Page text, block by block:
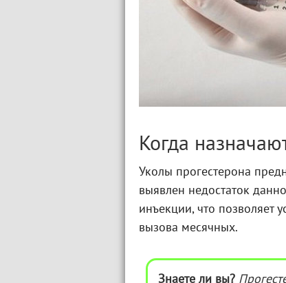
Когда
Уколы прогестерона
выявлен недостаток
инъекции, что позволяет
вызова месячных.
Знаете ли вы?